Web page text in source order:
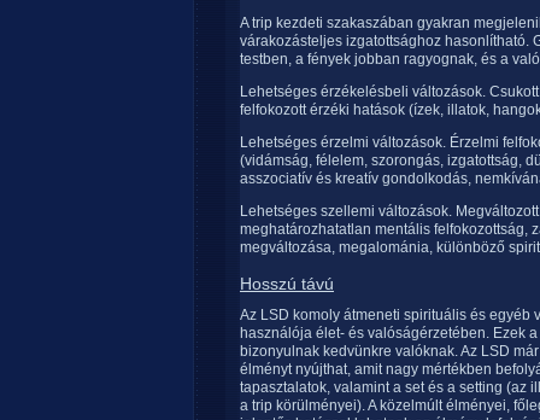
A trip kezdeti szakaszában gyakran
várakozásteljes izgatottsághoz hasonlítható.
testben, a fények jobban ragyognak, és a
Lehetséges érzékelésbeli változások.
felfokozott érzéki hatások (ízek, illatok,
Lehetséges érzelmi változások. Érzelmi
(vidámság, félelem, szorongás, izgatottság,
asszociatív és kreatív gondolkodás,
Lehetséges szellemi változások.
meghatározhatatlan mentális felfokozottság,
megváltozása, megalománia, különböző
Hosszú távú
Az LSD komoly átmeneti spirituális és egyéb
használója élet- és valóságérzetében. Ezek
bizonyulnak kedvünkre valóknak. Az LSD
élményt nyújthat, amit nagy mértékben
tapasztalatok, valamint a set és a setting (az
a trip körülményei). A közelmúlt élményei,